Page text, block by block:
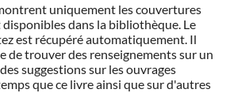
uniquement les couvertures
dans la bibliothèque. Le
est récupéré automatiquement. Il
de trouver des renseignements sur un
suggestions sur les ouvrages
que ce livre ainsi que sur d'autres